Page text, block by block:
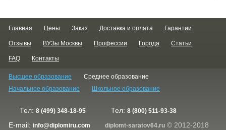
Главная Цены Заказ Доставка и оплата Гарантии
Отзывы ВУЗы Москвы Профессии Города Статьи
FAQ Контакты
Высшее образование
Среднее образование
Начальное образование
Школьное образование
Тел: 8 (499) 348-18-95 Тел: 8 (800) 511-93-38
E-mail: info@diplomiru.com diplomt-saratov64.ru © 2012-2018